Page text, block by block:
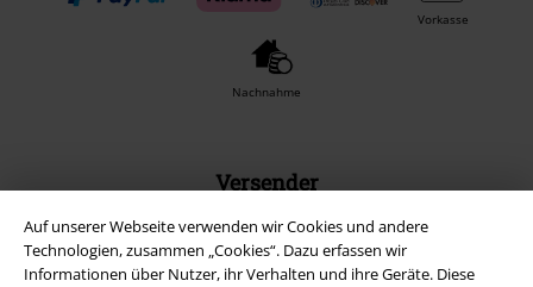
Auf unserer Webseite verwenden wir Cookies und andere
Technologien, zusammen „Cookies“. Dazu erfassen wir
Informationen über Nutzer, ihr Verhalten und ihre Geräte. Diese
Vorkasse
Nachnahme
Versender